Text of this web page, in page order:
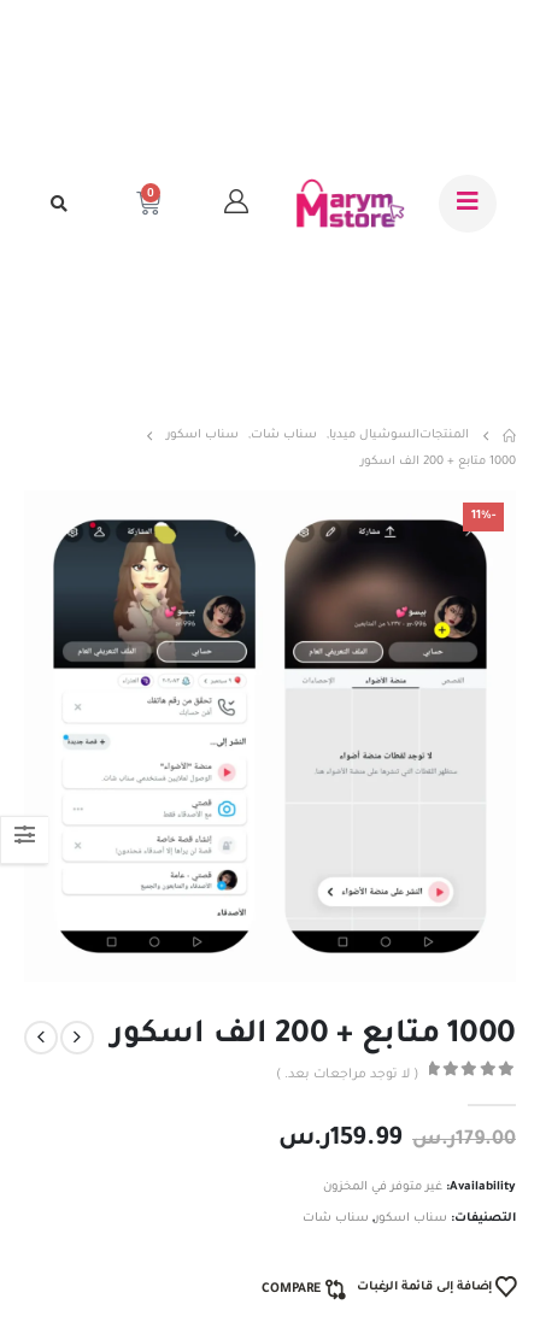
0
المنتجاتالسوشيال ميديا, سناب شات,
سناب اسكور
1000 متابع + 200 الف اسكور
-11%
1000 متابع + 200 الف اسكور
( لا توجد مراجعات بعد. )
179.00ر.س 159.99ر.س
Availability: غير متوفر في المخزون
التصنيفات: سناب اسكور, سناب شات
إضافة إلى قائمة الرغبات COMPARE